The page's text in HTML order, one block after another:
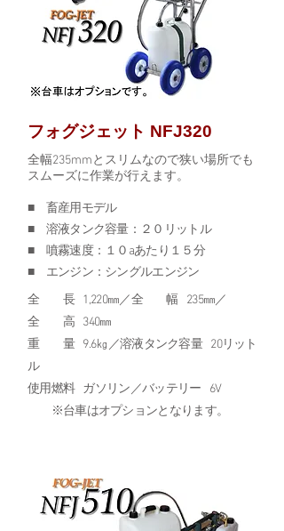
フォグジェット NFJ320
全幅235mmとスリムなので狭い場所でも
スムーズに作業が行えます。
■ 畜産用モデル
■ 溶液タンク容量：２０リットル
■ 噴霧速度：１０aあたり１５分
■ エンジン：シングルエンジン
全 長 1,220㎜／全 幅 235㎜／
全 高 340㎜
重 量 9.6㎏／溶液タンク容量 20リット
ル
使用燃料 ガソリン／バッテリー 6V
※台車はオプションとなります。